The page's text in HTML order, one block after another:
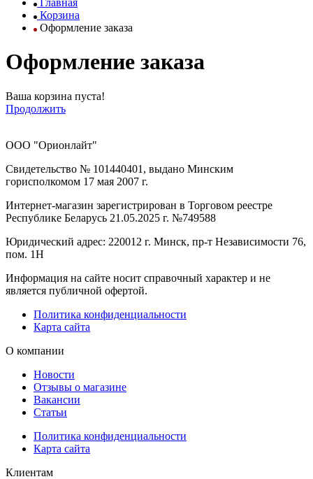
Главная
Корзина
Оформление заказа
Оформление заказа
Ваша корзина пуста!
Продолжить
ООО "Орионлайт"
Свидетельство № 101440401, выдано Минским
горисполкомом 17 мая 2007 г.
Интернет-магазин зарегистрирован в Торговом реестре
Республике Беларусь 21.05.2025 г. №749588
Юридический адрес: 220012 г. Минск, пр-т Независимости 76,
пом. 1Н
Информация на сайте носит справочный характер и не
является публичной офертой.
Политика конфиденциальности
Карта сайта
О компании
Новости
Отзывы о магазине
Вакансии
Статьи
Политика конфиденциальности
Карта сайта
Клиентам